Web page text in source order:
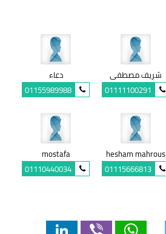
شريف مصطفى
01111100291
دعاء
01155989988
hesham mahrous
01115666813
mostafa
01110440034
WhatsApp